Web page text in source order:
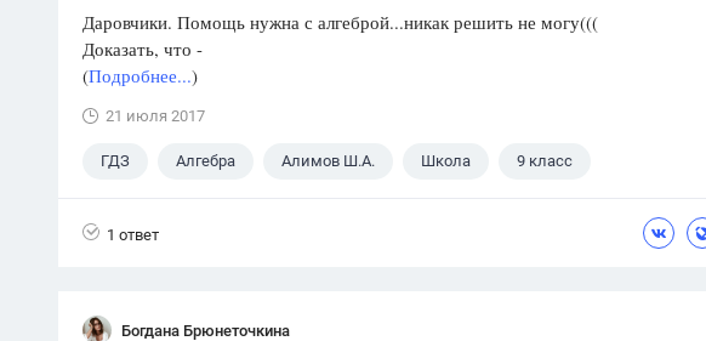
Даровчики. Помощь нужна с алгеброй...никак решить не могу(((
Доказать, что -
(Подробнее...)
21 июля 2017
ГДЗ Алгебра Алимов Ш.А. Школа 9 класс
1 ответ
Богдана Брюнеточкина